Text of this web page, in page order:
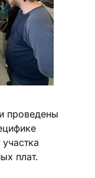
проведены
плат.